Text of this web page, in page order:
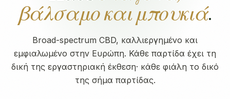
βάλσαμο και μπουκιά.
Broad-spectrum CBD, καλλιεργημένο και
εμφιαλωμένο στην Ευρώπη. Κάθε παρτίδα έχει τη
δική της εργαστηριακή έκθεση· κάθε φιάλη το δικό
της σήμα παρτίδας.